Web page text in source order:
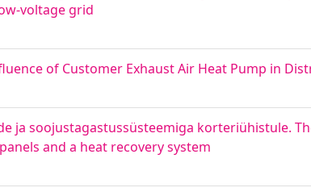
voltage grid
of Customer Exhaust Air Heat Pump in
ja soojustagastussüsteemiga korteriühistule.
and a heat recovery system